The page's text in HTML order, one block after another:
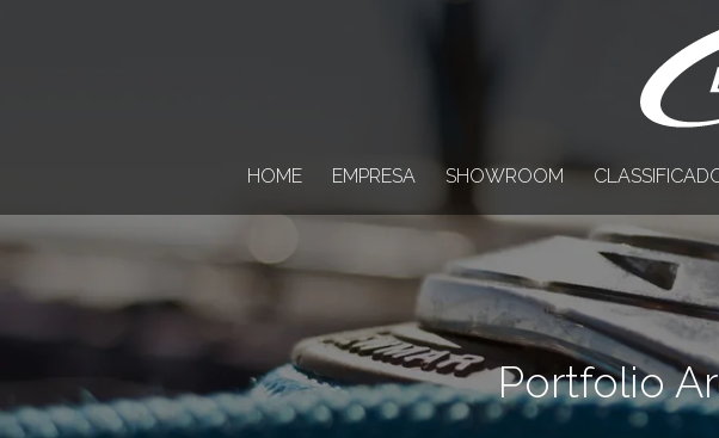
HOME EMPRESA SHOWROOM
Portfolio